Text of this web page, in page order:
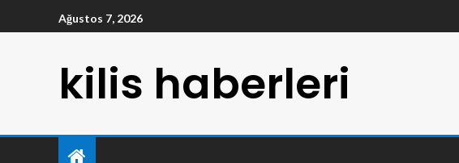
Ağustos 7, 2026
kilis haberleri